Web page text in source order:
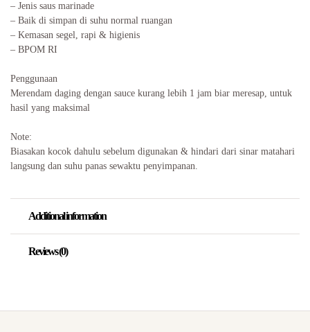
– Jenis saus marinade
– Baik di simpan di suhu normal ruangan
– Kemasan segel, rapi & higienis
– BPOM RI
Penggunaan
Merendam daging dengan sauce kurang lebih 1 jam biar meresap, untuk
hasil yang maksimal
Note:
Biasakan kocok dahulu sebelum digunakan & hindari dari sinar matahari
langsung dan suhu panas sewaktu penyimpanan.
Additional information
Reviews (0)